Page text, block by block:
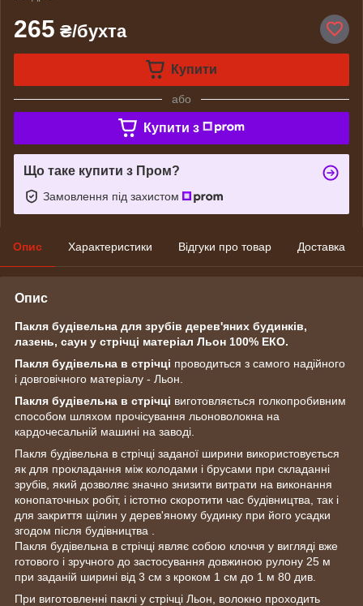
265 ₴/бухта
Купити
або
Купити з
Що таке купити з Пром?
Замовлення під захистом
Опис Характеристики Відгуки про товар Доставка
Опис
Пакля будівельна для зрубів дерев'яних будинків,
лазень, саун у стрічці матеріал Льон 100% ЕКО.
Пакля будівельна в стрічці проводиться з самого надійного
і довговічного матеріалу - Льон.
Пакля будівельна в стрічці виготовляється голкопробивним
способом шляхом прочісування льоноволокна на
кардочесальній машині на заводі.
Пакля будівельна в стрічці заданої ширини використовується
як для прокладання між колодами і брусами при складанні
зрубів, який дозволяє значно знизити витрати на виконання
конопаточных робіт, і істотно скоротити час будівництва, так і
для закриття щілин у дерев'яному будинку при його усадки
згодом після будівництва .
Пакля будівельна в стрічці являє собою клоччя у вигляді вже
готового і зручного до застосування довжиною рулону 25 м
при заданій ширині від 3 см з кроком 1 см до 1 м 80 див.
При виготовленні паклі у стрічці Льон, волокно проходить